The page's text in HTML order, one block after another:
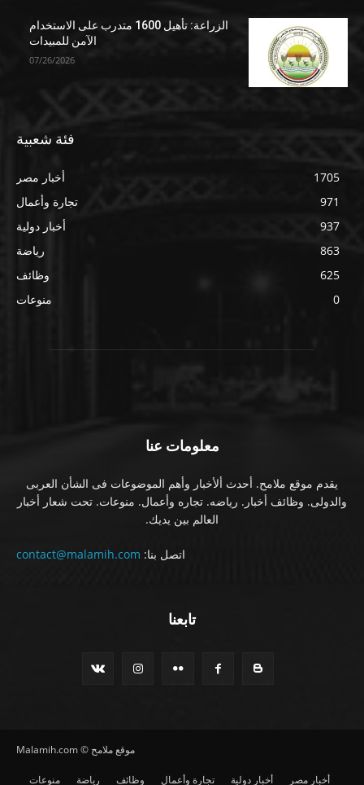
الزراعة: تأهيل 1600 متدرب على الاستخدام
الآمن للمبيدات
07/26/2026
فئة شعبية
أخبار مصر
1705
تجارة وأعمال
971
أخبار دولية
937
رياضة
863
وظائف
625
منوعات
0
معلومات عنا
يقدم موقع ملامح. أحدث ألأخبار وأهم الموضوعات فى الشأن العربى
والدولى. وظائف أخبار. رياضه. تجاره وأعمال. منوعات. تحت شعار أخبار
العالم بين يديك.
اتصل بنا: contact@malamih.com
تابعنا
موقع ملامح © Malamih.com
أخبار مصر أخبار دولية تجارة وأعمال وظائف رياضة منوعات